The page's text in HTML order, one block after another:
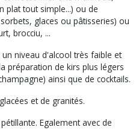
plat tout simple...) ou de
glaces ou pâtisseries) ou
brocciu, ...
niveau d'alcool très faible et
préparation de kirs plus légers
ainsi que de cocktails.
et de granités.
Egalement avec de